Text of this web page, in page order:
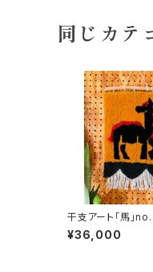
同じカテ
干支アート「馬」
¥36,000